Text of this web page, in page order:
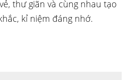
thư giãn và cùng nhau tạo
kỉ niệm đáng nhớ.